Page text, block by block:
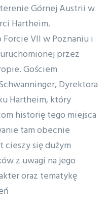
Górnej Austrii w
Hartheim.
VII w Poznaniu i
przez
Gościem
Dyrektora
Hartheim, który
historię tego miejsca
tam obecnie
cieszy się dużym
z uwagi na jego
oraz tematykę